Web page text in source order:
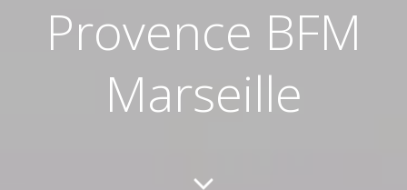
Provence BFM
Marseille